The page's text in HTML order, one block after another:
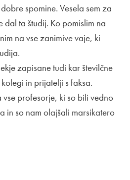
spomine. Vesela sem za
dal ta študij. Ko pomislim na
na vse zanimive vaje, ki
zapisane tudi kar številčne
in prijatelji s faksa.
profesorje, ki so bili vedno
in so nam olajšali marsikatero